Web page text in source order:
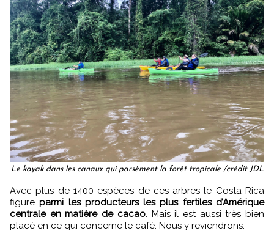
Le kayak dans les canaux qui parsèment la forêt tropicale /crédit JDL
Avec plus de 1400 espèces de ces arbres le Costa Rica
figureparmi les producteurs les plus fertiles d’Amérique
centrale en matière de cacao. Mais il est aussi très bien
placé en ce qui concerne le café. Nous y reviendrons.